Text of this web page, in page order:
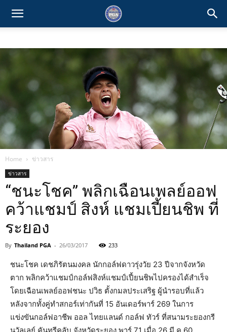
Home ข่าวสาร
ข่าวสาร
“ชนะโชค” พลิกเฉือนเพลย์ออฟ
คว้าแชมป์ สิงห์ แชมเปี้ยนชิพ ที่
ระยอง
By Thailand PGA - 26/03/2017 233
ชนะโชค เดชภิรัตนมงคล นักกอล์ฟดาวรุ่งวัย 23 ปีจากจังหวัด
ตาก พลิกคว้าแชมป์กอล์ฟสิงห์แชมป์เปี้ยนชิพไปครองได้สำเร็จ
โดยเฉือนเพลย์ออฟชนะ ปวิธ ตั้งกมลประเสริฐ ผู้นำรอบที่แล้ว
หลังจากทั้งคู่ทำสกอร์เท่ากันที่ 15 อันเดอร์พาร์ 269 ในการ
แข่งขันกอล์ฟอาชีพ ออล ไทยแลนด์ กอล์ฟ ทัวร์ ที่สนามระยองกรี